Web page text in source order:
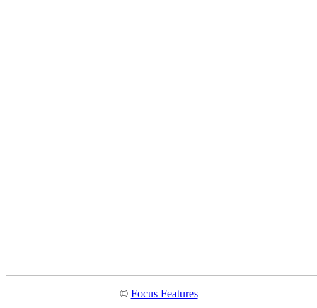
© Focus Features